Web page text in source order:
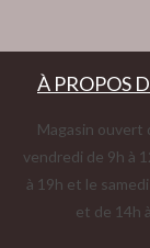
À PROPOS
Magasin ouvert
vendredi de 9h à
à 19h et le
et de 14h